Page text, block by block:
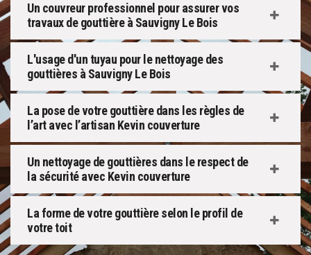
Un couvreur professionnel pour assurer vos
travaux de gouttière à Sauvigny Le Bois
L'usage d'un tuyau pour le nettoyage des
gouttières à Sauvigny Le Bois
La pose de votre gouttière dans les règles de
l’art avec l’artisan Kevin couverture
Un nettoyage de gouttières dans le respect de
la sécurité avec Kevin couverture
La forme de votre gouttière selon le profil de
votre toit